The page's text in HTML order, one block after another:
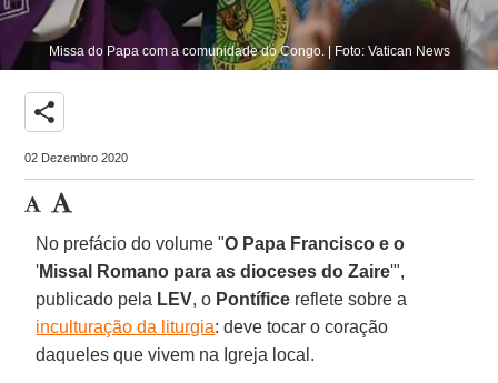
Missa do Papa com a comunidade do Congo. | Foto: Vatican News
share
02 Dezembro 2020
No prefácio do volume "O Papa Francisco e o
'Missal Romano para as dioceses do Zaire'",
publicado pela LEV, o Pontífice reflete sobre a
inculturação da liturgia: deve tocar o coração
daqueles que vivem na Igreja local.